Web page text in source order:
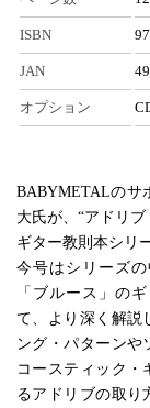
ISBN
JAN
オプション
BABYMETALのサ
大氏が、“アドリ
ギター教則本シリ
今号はシリーズ
「ブルース」の
て、より深く解説
ング・パターンや
コースティック・
るアドリブの取り